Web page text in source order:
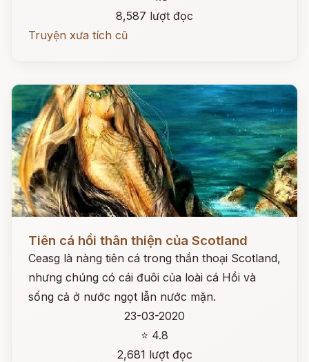
8,587 lượt đọc
Truyện xưa tích cũ
Tiên cá hồi thân thiện của Scotland
Ceasg là nàng tiên cá trong thần thoại Scotland,
nhưng chúng có cái đuôi của loài cá Hồi và
sống cả ở nước ngọt lẫn nước mặn.
23-03-2020
⭐ 4.8
2,681 lượt đọc